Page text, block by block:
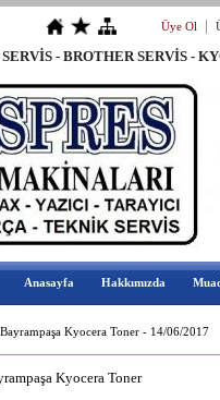
Üye Ol
SERVİS - BROTHER
Anasayfa Hakkımızda
Bayrampaşa Kyocera Toner - 14/06/2017
Kyocera Toner